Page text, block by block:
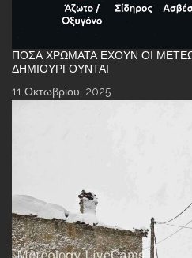
ΠΌΣΑ ΧΡΏΜΑΤΑ ΈΧΟΥΝ ΟΙ
ΔΗΜΙΟΥΡΓΟΎΝΤΑΙ
11 Οκτωβρίου, 2025